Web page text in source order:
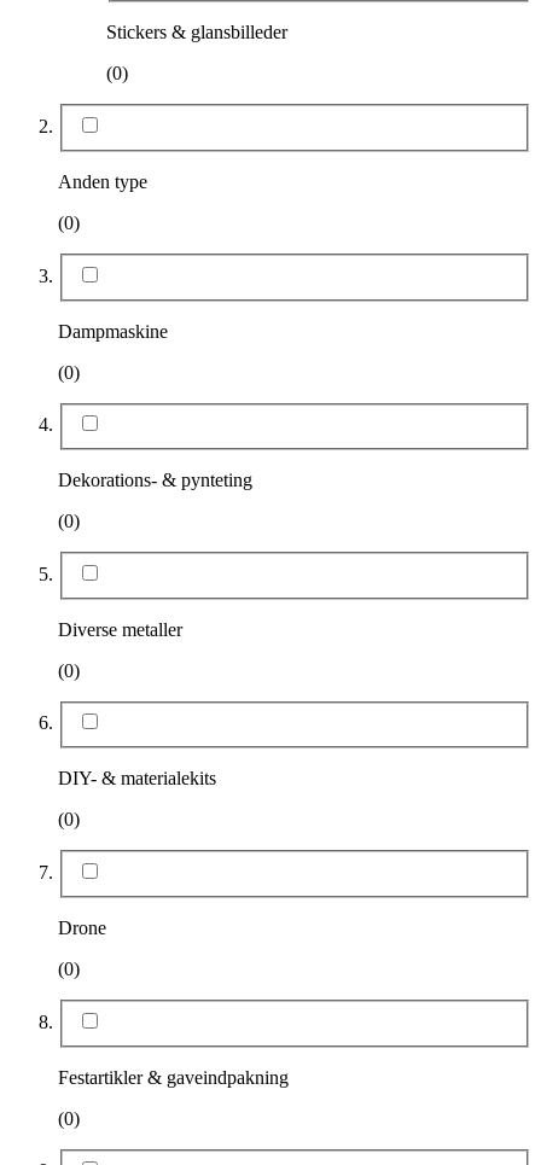
Stickers & glansbilleder
(0)
Anden type
(0)
Dampmaskine
(0)
Dekorations- & pynteting
(0)
Diverse metaller
(0)
DIY- & materialekits
(0)
Drone
(0)
Festartikler & gaveindpakning
(0)